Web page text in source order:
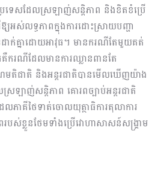
រទេសដែលស្រឡាញ់សន្តិភាព និងខិតខំប្រើ
អស់លទ្ធភាពក្នុងការដោះស្រាយបញ្ហា
ាក់គ្នាដោយអាវុធ។ មានករណីតែមួយគត់
គឺករណីដែលមានការឈ្លានពានតែ
តិជាតិ និងអន្តរជាតិបានមើលឃើញយ៉ាង
រឡាញ់សន្តិភាព គោរពច្បាប់អន្តរជាតិ
លភាគីថៃទាត់ចោលយុត្ថាធិការតុលាការ
បស់ខ្លួនថែមទាំងប្រើវោហាសាសន៍សង្គ្រាម